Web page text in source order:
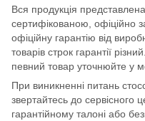
Вся продукція
сертифікованою, офіційно
офіційну гарантію від
товарів строк гарантії
певний товар уточнюйте у
При виникненні питань
звертайтесь до сервісного
гарантійному талоні або